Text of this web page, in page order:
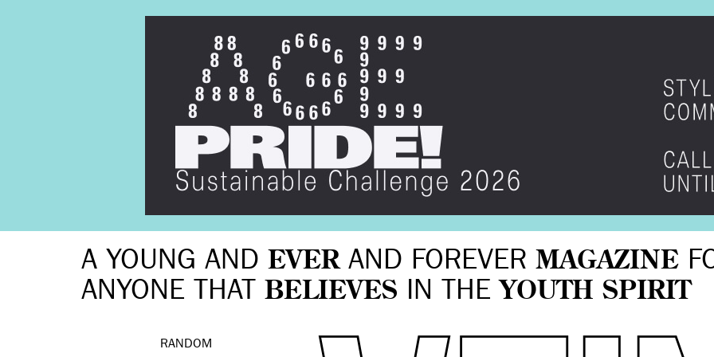
A YOUNG AND EVERAND FOREVER MAGAZINE
ANYONE THAT BELIEVES IN THE YOUTH SPIRIT
RANDOM